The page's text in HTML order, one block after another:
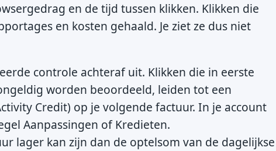
en de tijd tussen klikken. Klikken die
en kosten gehaald. Je ziet ze dus niet
controle achteraf uit. Klikken die in eerste
worden beoordeeld, leiden tot een
Credit) op je volgende factuur. In je account
Aanpassingen of Kredieten.
lager kan zijn dan de optelsom van de dagelijkse